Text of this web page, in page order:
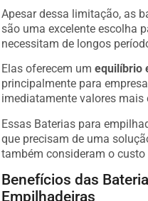
Apesar dessa limitação, as
são uma excelente escolha
necessitam de longos
Elas oferecem um
equilíbrio
principalmente para
imediatamente valores mais
Essas Baterias para
que precisam de uma
também consideram o
Benefícios das
Empilhadeiras